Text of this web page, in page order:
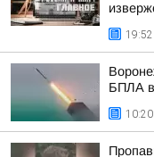
19:52
БПЛА в
10:20